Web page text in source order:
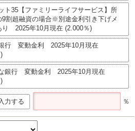
ト35【ファミリーライフサービス】所
9割超融資の場合※別途金利引き下げメ
り 2025年10月現在 (2.000％)
行 変動金利 2025年10月現在
銀行 変動金利 2025年10月現在
力する ％